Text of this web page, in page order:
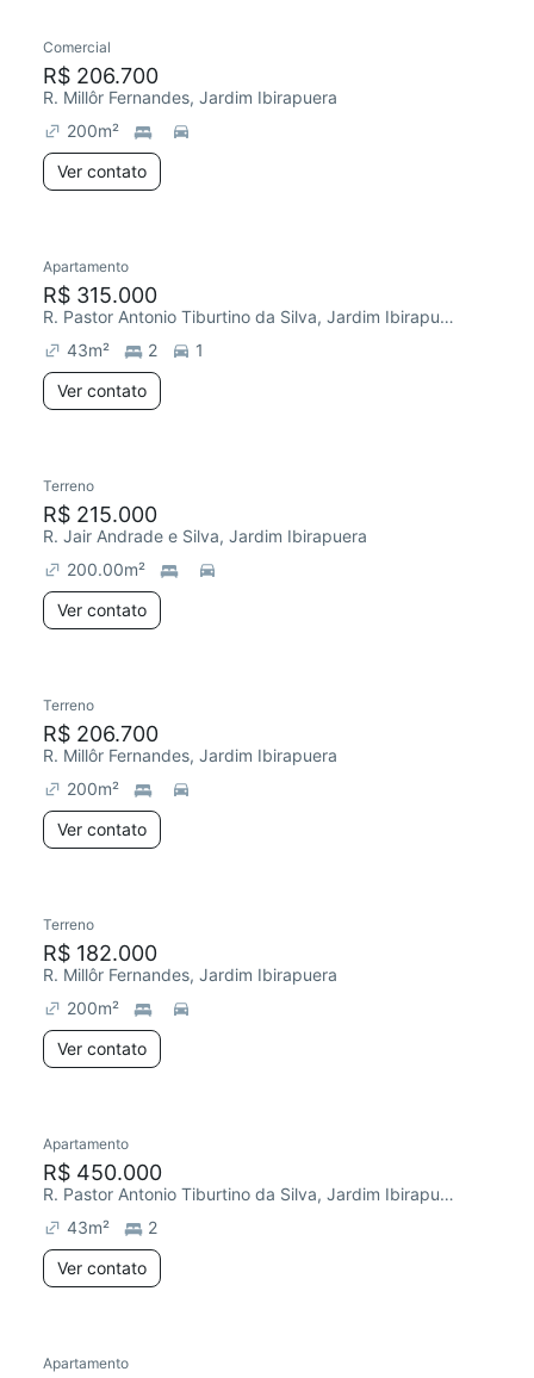
Chegou este mês
Comercial
R$ 206.700
R. Millôr Fernandes, Jardim Ibirapuera
200m²
Ver contato
Redecorar
Apartamento
R$ 315.000
R. Pastor Antonio Tiburtino da Silva, Jardim Ibirapuera
43m² 2
1
Ver contato
Chegou este mês
Terreno
R$ 215.000
R. Jair Andrade e Silva, Jardim Ibirapuera
200.00m²
Ver contato
Chegou este mês
Terreno
R$ 206.700
R. Millôr Fernandes, Jardim Ibirapuera
200m²
Ver contato
Chegou este mês
Terreno
R$ 182.000
R. Millôr Fernandes, Jardim Ibirapuera
200m²
Ver contato
Redecorar
Apartamento
R$ 450.000
R. Pastor Antonio Tiburtino da Silva, Jardim Ibirapuera
43m²
2
Ver contato
Redecorar
Apartamento